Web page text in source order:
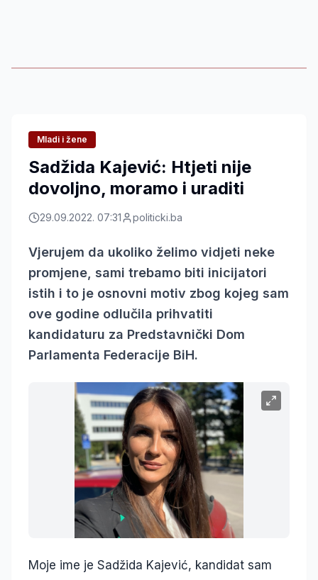
Mladi i žene
Sadžida Kajević: Htjeti nije
dovoljno, moramo i uraditi
29.09.2022. 07:31 politicki.ba
Vjerujem da ukoliko želimo vidjeti neke
promjene, sami trebamo biti inicijatori
istih i to je osnovni motiv zbog kojeg sam
ove godine odlučila prihvatiti
kandidaturu za Predstavnički Dom
Parlamenta Federacije BiH.
Moje ime je Sadžida Kajević, kandidat sam